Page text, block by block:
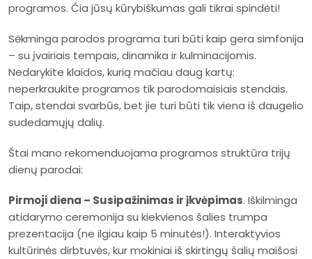
programos. Čia jūsų kūrybiškumas gali tikrai spindėti!
Sėkminga parodos programa turi būti kaip gera simfonija
– su įvairiais tempais, dinamika ir kulminacijomis.
Nedarykite klaidos, kurią mačiau daug kartų:
neperkraukite programos tik parodomaisiais stendais.
Taip, stendai svarbūs, bet jie turi būti tik viena iš daugelio
sudedamųjų dalių.
Štai mano rekomenduojama programos struktūra trijų
dienų parodai:
Pirmoji diena – Susipažinimas ir įkvėpimas. Iškilminga
atidarymo ceremonija su kiekvienos šalies trumpa
prezentacija (ne ilgiau kaip 5 minutės!). Interaktyvios
kultūrinės dirbtuvės, kur mokiniai iš skirtingų šalių maišosi